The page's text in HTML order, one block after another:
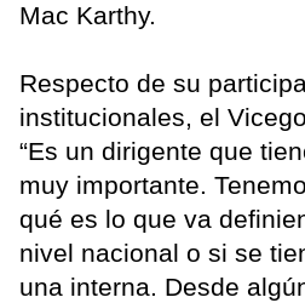
Mac Karthy.
Respecto de su
institucionales, el
“Es un dirigente que
muy importante.
qué es lo que va
nivel nacional o si se
una interna. Desde